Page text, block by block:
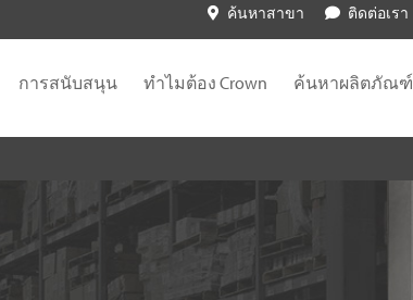
ค้นหาสาขา ติดต่อเรา
การสนับสนุน ทำไมต้อง Crown ค้นหาผลิตภัณฑ์